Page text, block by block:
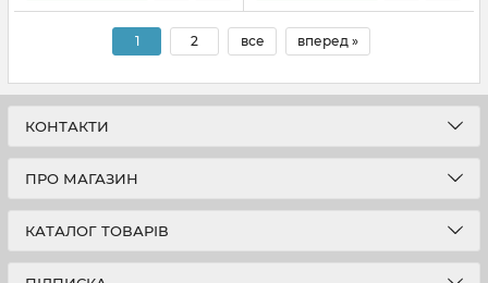
1 2 все вперед »
КОНТАКТИ
ПРО МАГАЗИН
КАТАЛОГ ТОВАРІВ